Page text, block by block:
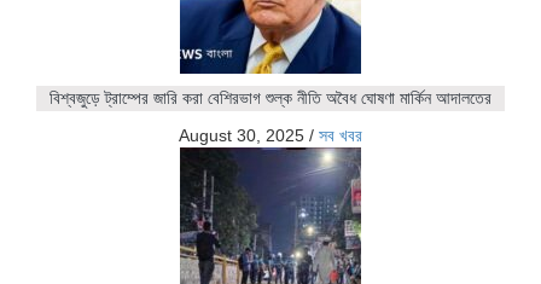
বিশ্বজুড়ে ট্রাম্পের জারি করা বেশিরভাগ শুল্ক নীতি অবৈধ ঘোষণা মার্কিন আদালতের
August 30, 2025 / সব খবর